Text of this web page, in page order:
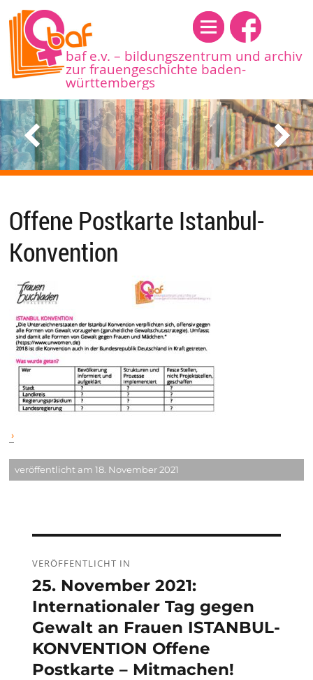
baf e.v. – bildungszentrum und archiv
zur frauengeschichte baden-
württembergs
Menü
Offene Postkarte Istanbul-
Konvention
veröffentlicht am 18. November 2021
VERÖFFENTLICHT IN
25. November 2021:
Internationaler Tag gegen
Gewalt an Frauen ISTANBUL-
KONVENTION Offene
Postkarte – Mitmachen!